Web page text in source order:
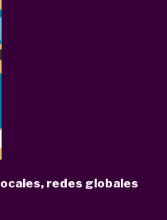
redes globales